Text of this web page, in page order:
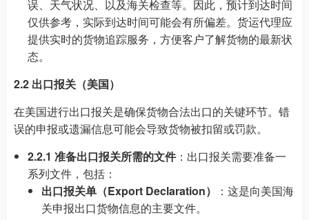
误、天气状况、以及海关检查等。因此，预计到达时间
仅供参考，实际到达时间可能会有所偏差。货运代理应
提供实时的货物追踪服务，方便客户了解货物的最新状
态。
2.2 出口报关（美国）
在美国进行出口报关是确保货物合法出口的关键环节。错
误的申报或遗漏信息可能会导致货物被扣留或罚款。
2.2.1 准备出口报关所需的文件：出口报关需要准备一
系列文件，包括：
出口报关单（Export Declaration）
：这是向美国海
关申报出口货物信息的主要文件。